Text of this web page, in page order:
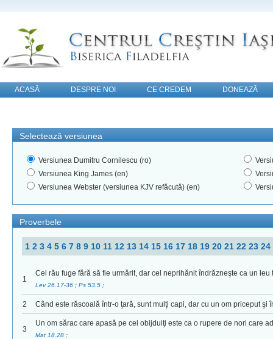
ACASĂ DESPRE NOI CE CREDEM
DONEAZĂ
Selectează versiunea
Versiunea Dumitru Cornilescu (ro)
Versiunea King James (en)
Versiunea Webster (versiunea KJV refăcută) (en)
Proverbele
1 2 3 4 5 6 7 8 9 10 11 12 13 14 15 16 17 18 19 20 21 22 23 24
1
Cel rău fuge fără să fie urmărit, dar cel neprihănit îndrăzneşte ca un leu
Lev 26.17-36 ; Ps 53.5 ;
2 Când este răscoală într-o ţară, sunt mulţi capi, dar cu un om priceput şi
3
Un om sărac care apasă pe cei obijduiţi este ca o rupere de nori care
Mat 18.28 ;